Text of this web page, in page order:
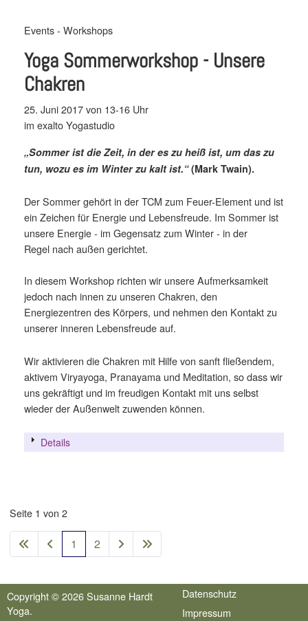
Events - Workshops
Yoga Sommerworkshop - Unsere
Chakren
25. Juni 2017 von 13-16 Uhr
im exalto Yogastudio
„Sommer ist die Zeit, in der es zu heiß ist, um das zu
tun, wozu es im Winter zu kalt ist.“(Mark Twain).
Der Sommer gehört in der TCM zum Feuer-Element und ist
ein Zeichen für Energie und Lebensfreude. Im Sommer ist
unsere Energie - im Gegensatz zum Winter - in der
Regel nach außen gerichtet.
In diesem Workshop richten wir unsere Aufmerksamkeit
jedoch nach innen zu unseren Chakren, den
Energiezentren des Körpers, und nehmen den Kontakt zu
unserer inneren Lebensfreude auf.
Wir aktivieren die Chakren mit Hilfe von sanft fließendem,
aktivem Viryayoga, Pranayama und Meditation, so dass wir
uns gekräftigt und im freudigen Kontakt mit uns selbst
wieder der Außenwelt zuwenden können.
Details
Seite 1 von 2
1 2
Copyright © 2026 Susanne Hardt
Yoga.
Datenschutz
Impressum